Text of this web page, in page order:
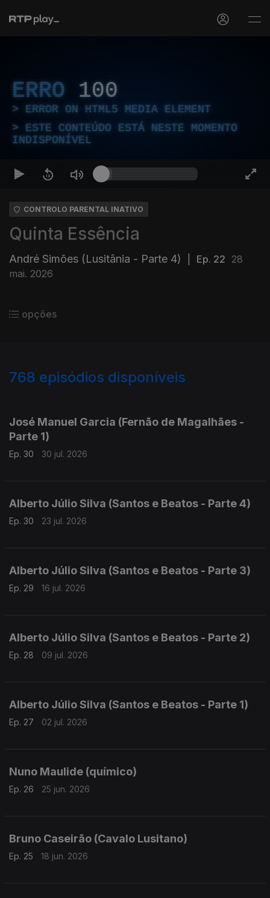
ERRO 100
ERROR ON HTML5 MEDIA ELEMENT
ESTE CONTEÚDO ESTÁ NESTE MOMENTO
INDISPONÍVEL
CONTROLO PARENTAL INATIVO
Quinta Essência
André Simões (Lusitânia - Parte 4) Ep. 22 28
mai. 2026
opções
768 episódios disponíveis
José Manuel Garcia (Fernão de Magalhães -
Parte 1)
Ep. 30 30 jul. 2026
Alberto Júlio Silva (Santos e Beatos - Parte 4)
Ep. 30 23 jul. 2026
Alberto Júlio Silva (Santos e Beatos - Parte 3)
Ep. 29 16 jul. 2026
Alberto Júlio Silva (Santos e Beatos - Parte 2)
Ep. 28 09 jul. 2026
Alberto Júlio Silva (Santos e Beatos - Parte 1)
Ep. 27 02 jul. 2026
Nuno Maulide (químico)
Ep. 26 25 jun. 2026
Bruno Caseirão (Cavalo Lusitano)
Ep. 25 18 jun. 2026